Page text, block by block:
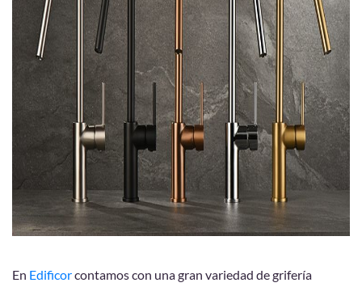
En Edificorcontamos con una gran variedad de grifería